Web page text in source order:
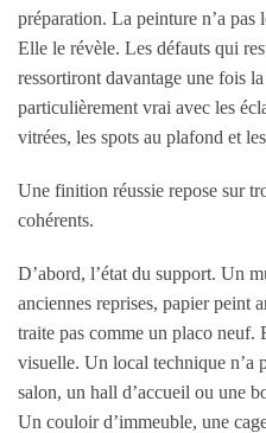
préparation. La peinture n’a
Elle le révèle. Les défauts qui
ressortiront davantage une fois
particulièrement vrai avec les
vitrées, les spots au plafond et
Une finition réussie repose sur
cohérents.
D’abord, l’état du support. Un
anciennes reprises, papier peint
traite pas comme un placo neuf.
visuelle. Un local technique n’a
salon, un hall d’accueil ou une
Un couloir d’immeuble, une